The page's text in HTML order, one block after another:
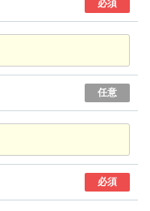
必須
任意
必須